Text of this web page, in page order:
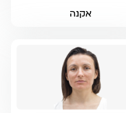
אקנה